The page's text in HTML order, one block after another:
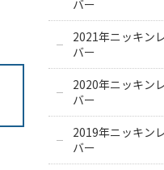
バー
2021年ニッキン
バー
2020年ニッキン
バー
2019年ニッキン
バー